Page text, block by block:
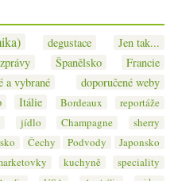
degustace
Jen tak...
zprávy Španělsko
Francie
a vybrané
doporučené weby
Itálie Bordeaux
reportáže
jídlo Champagne
sherry
Čechy Podvody
Japonsko
kuchyně
speciality